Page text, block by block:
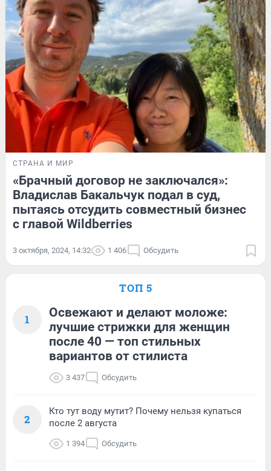
СТРАНА И МИР
«Брачный договор не заключался»:
Владислав Бакальчук подал в суд,
пытаясь отсудить совместный бизнес
с главой Wildberries
3 октября, 2024, 14:32 1 406 Обсудить
ТОП 5
1
Освежают и делают моложе:
лучшие стрижки для женщин
после 40 — топ стильных
вариантов от стилиста
3 437 Обсудить
2
Кто тут воду мутит? Почему нельзя купаться
после 2 августа
1 394 Обсудить